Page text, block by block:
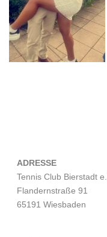
ADRESSE
Tennis Club Bierstadt
Flandernstraße 91
65191 Wiesbaden